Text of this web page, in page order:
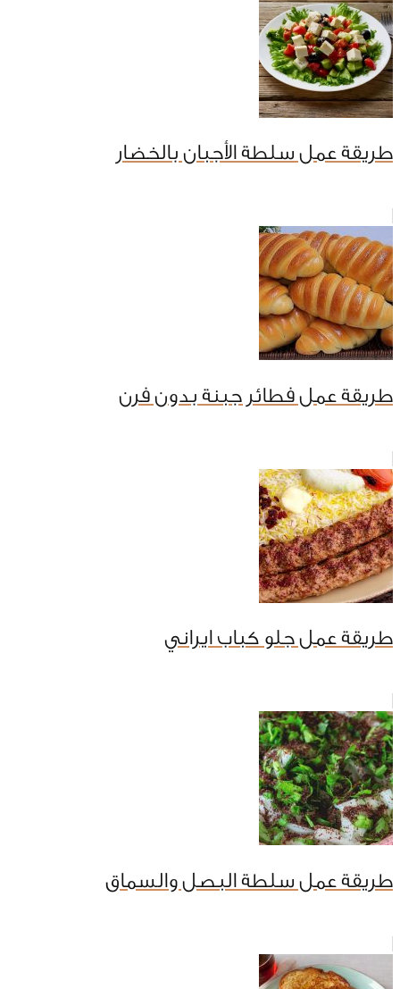
طريقة عمل سلطة الأجبان بالخضار
طريقة عمل فطائر جبنة بدون فرن
طريقة عمل جلو كباب ايراني
طريقة عمل سلطة البصل والسماق